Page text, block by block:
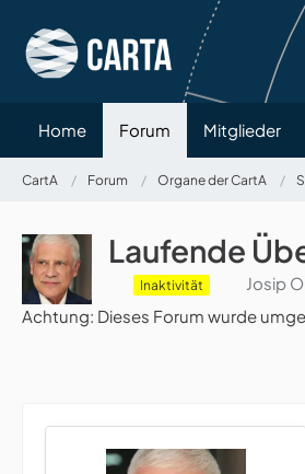
Home Forum Mitglieder
CartA Forum Organe der CartA
Laufende
​Inaktivität Josip
Achtung: Dieses Forum wurde